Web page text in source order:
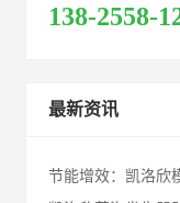
138-2558-
最新资讯